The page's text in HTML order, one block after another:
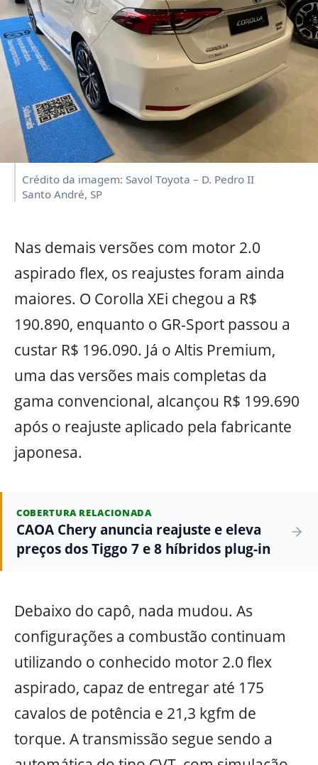
Crédito da imagem: Savol Toyota – D. Pedro II
Santo André, SP
Nas demais versões com motor 2.0
aspirado flex, os reajustes foram ainda
maiores. O Corolla XEi chegou a R$
190.890, enquanto o GR-Sport passou a
custar R$ 196.090. Já o Altis Premium,
uma das versões mais completas da
gama convencional, alcançou R$ 199.690
após o reajuste aplicado pela fabricante
japonesa.
COBERTURA RELACIONADA
CAOA Chery anuncia reajuste e eleva
preços dos Tiggo 7 e 8 híbridos plug-in
Debaixo do capô, nada mudou. As
configurações a combustão continuam
utilizando o conhecido motor 2.0 flex
aspirado, capaz de entregar até 175
cavalos de potência e 21,3 kgfm de
torque. A transmissão segue sendo a